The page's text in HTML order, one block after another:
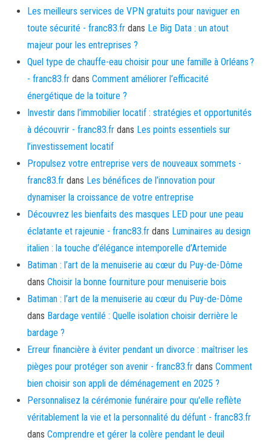
Les meilleurs services de VPN gratuits pour naviguer en
toute sécurité - franc83.fr dans Le Big Data : un atout
majeur pour les entreprises ?
Quel type de chauffe-eau choisir pour une famille à Orléans ?
- franc83.fr dans Comment améliorer l’efficacité
énergétique de la toiture ?
Investir dans l’immobilier locatif : stratégies et opportunités
à découvrir - franc83.fr dans Les points essentiels sur
l’investissement locatif
Propulsez votre entreprise vers de nouveaux sommets -
franc83.fr dans Les bénéfices de l’innovation pour
dynamiser la croissance de votre entreprise
Découvrez les bienfaits des masques LED pour une peau
éclatante et rajeunie - franc83.fr dans Luminaires au design
italien : la touche d’élégance intemporelle d’Artemide
Batiman : l’art de la menuiserie au cœur du Puy-de-Dôme
dans Choisir la bonne fourniture pour menuiserie bois
Batiman : l’art de la menuiserie au cœur du Puy-de-Dôme
dans Bardage ventilé : Quelle isolation choisir derrière le
bardage ?
Erreur financière à éviter pendant un divorce : maîtriser les
pièges pour protéger son avenir - franc83.fr dans Comment
bien choisir son appli de déménagement en 2025 ?
Personnalisez la cérémonie funéraire pour qu'elle reflète
véritablement la vie et la personnalité du défunt - franc83.fr
dans Comprendre et gérer la colère pendant le deuil